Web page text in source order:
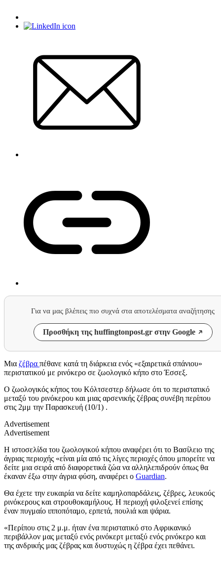
Για να μας βλέπεις πιο συχνά στα αποτελέσματα αναζήτησης
Προσθήκη της huffingtonpost.gr στην Google
Μια ζέβρα πέθανε κατά τη διάρκεια ενός «εξαιρετικά σπάνιου»
περιστατικού με ρινόκερο σε ζωολογικό κήπο στο Έσσεξ.
Ο ζωολογικός κήπος του Κόλτσεστερ δήλωσε ότι το περιστατικό
μεταξύ του ρινόκερου και μιας αρσενικής ζέβρας συνέβη περίπου
στις 2μμ την Παρασκευή (10/1) .
Advertisement
Advertisement
Η ιστοσελίδα του ζωολογικού κήπου αναφέρει ότι το Βασίλειο της
άγριας περιοχής «είναι μία από τις λίγες περιοχές όπου μπορείτε να
δείτε μια σειρά από διαφορετικά ζώα να αλληλεπιδρούν όπως θα
έκαναν έξω στην άγρια φύση, αναφέρει ο Guardian.
Θα έχετε την ευκαιρία να δείτε καμηλοπαρδάλεις, ζέβρες, λευκούς
ρινόκερους και στρουθοκαμήλους. Η περιοχή φιλοξενεί επίσης
έναν πυγμαίο ιπποπόταμο, ερπετά, πουλιά και ψάρια.
«Περίπου στις 2 μ.μ. ήταν ένα περιστατικό στο Αφρικανικό
περιβάλλον μας μεταξύ ενός ρινόκερτ μεταξύ ενός ρινόκερο και
της ανδρικής μας ζέβρας και δυστυχώς η ζέβρα έχει πεθάνει.